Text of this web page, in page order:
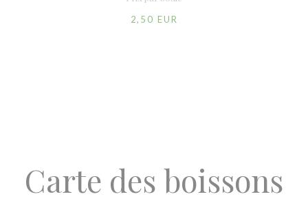
2,50 EUR
Carte des boissons